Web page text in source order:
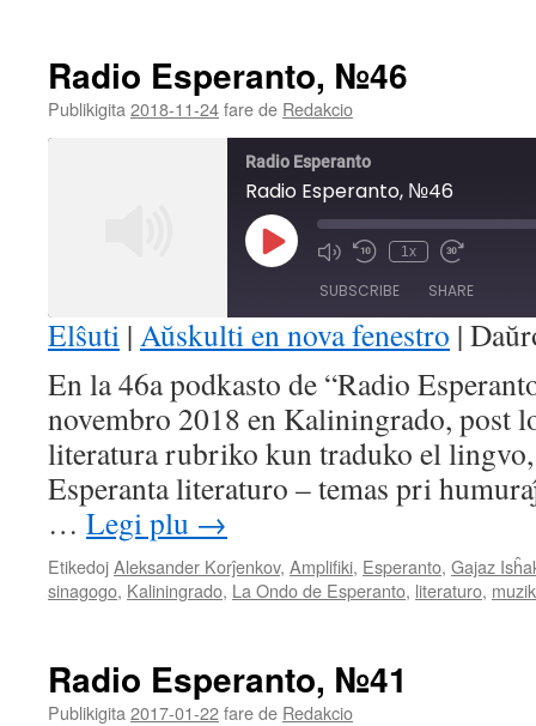
Radio Esperanto, №46
Publikigita 2018-11-24fare de Redakcio
Radio Esperanto
Radio Esperanto, №46
Play
Episode Mute/Unmute
Rewind
Seconds
1x
Fast
30
seconds
SUBSCRIBE SHARE
RSS FEED
LINK
EMBED
Elŝuti | Aŭskulti en nova fenestro |
En la 46a podkasto de “Radio
novembro 2018 en Kaliningrado, post
literatura rubriko kun traduko el
Esperanta literaturo – temas pri
… Legi plu →
EtikedojAleksander Korĵenkov, Amplifiki, Esperanto, Gajaz
sinagogo, Kaliningrado, La Ondo de Esperanto, literaturo,
Radio Esperanto, №41
Publikigita 2017-01-22fare de Redakcio